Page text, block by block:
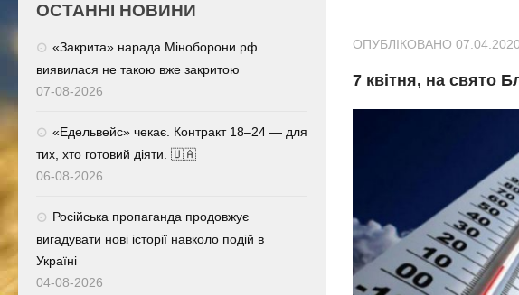
ОПУБЛІКОВАНО
7 квітня, на свято
ОСТАННІ НОВИНИ
«Закрита» нарада Міноборони рф
виявилася не такою вже закритою
07-08-2026
«Едельвейс» чекає. Контракт 18–24 — для
тих, хто готовий діяти. 🇺🇦
06-08-2026
Російська пропаганда продовжує
вигадувати нові історії навколо подій в
Україні
04-08-2026